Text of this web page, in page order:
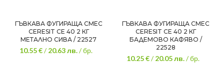
ГЪВКАВА ФУГИРАЩА СМЕС
CERESIT CE 40 2 КГ
МЕТАЛНО СИВА / 22527
10.55 €/20.63лв./ бр.
ГЪВКАВА ФУГИРАЩА СМЕС
CERESIT CE 40 2 КГ
БАДЕМОВО КАФЯВО /
22528
10.25 €/20.05лв./ бр.